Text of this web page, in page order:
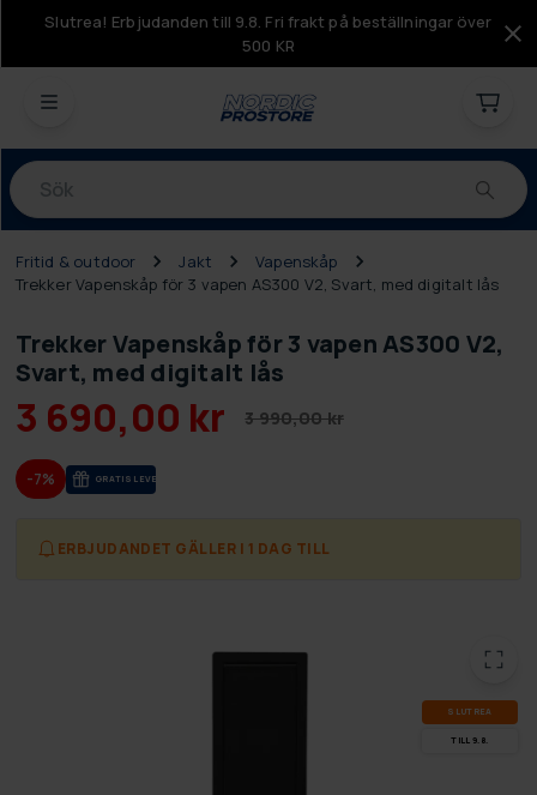
Slutrea! Erbjudanden till 9.8. Fri frakt på beställningar över
500 KR
Produkter
Fritid & outdoor Jakt
Vapenskåp
Trekker Vapenskåp för 3 vapen AS300 V2, Svart, med digitalt lås
Trekker Vapenskåp för 3 vapen AS300 V2,
Svart, med digitalt lås
3 690,00 kr 3 990,00 kr
-7% GRA­TIS LE­VE­RANS
ERBJUDANDET GÄLLER I 1 DAG TILL
SLUT­REA
TILL 9.8.